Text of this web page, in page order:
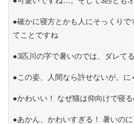
●確かに寝方とかも人にそっくりで
てことですね
●3匹川の字で暑いのでは、ダレて
●この姿、人間なら許せないが。に
●かわいい！ なぜ猫は仰向けで寝
●あかん、かわいすぎる！ 暑いのに